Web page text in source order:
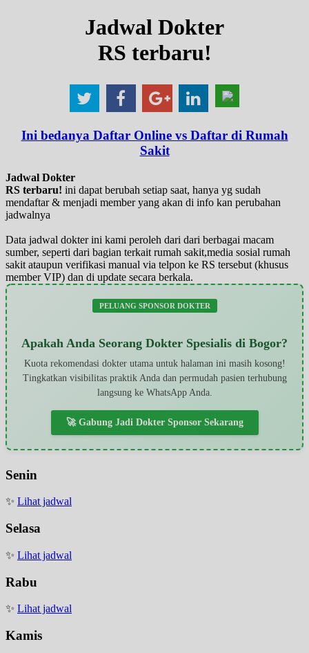
Jadwal Dokter
RS terbaru!
Ini bedanya Daftar Online vs Daftar di Rumah
Sakit
Jadwal Dokter
RS terbaru! ini dapat berubah setiap saat, hanya yg sudah
mendaftar & menjadi member yang akan di info kan perubahan
jadwalnya
Data jadwal dokter ini kami peroleh dari dari berbagai macam
sumber, seperti dari bagian terkait rumah sakit,media sosial rumah
sakit ataupun verifikasi manual via telpon ke RS tersebut (khusus
member VIP) dan di update secara berkala.
PELUANG SPONSOR DOKTER
Apakah Anda Seorang Dokter Spesialis di Bogor?
Kuota rekomendasi dokter utama untuk halaman ini masih kosong!
Tingkatkan visibilitas praktik Anda dan permudah pasien terhubung
langsung ke WhatsApp Anda.
🚀 Gabung Jadi Dokter Sponsor Sekarang
Senin
✨ Lihat jadwal
Selasa
✨ Lihat jadwal
Rabu
✨ Lihat jadwal
Kamis